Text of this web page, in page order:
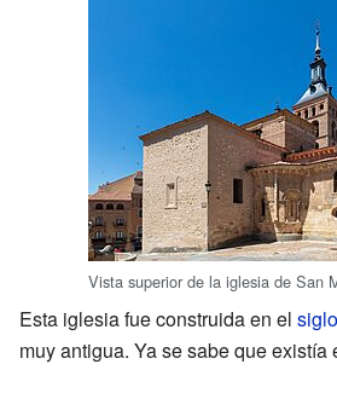
Vista superior de la iglesia de San
Esta iglesia fue construida en el
muy antigua. Ya se sabe que existía